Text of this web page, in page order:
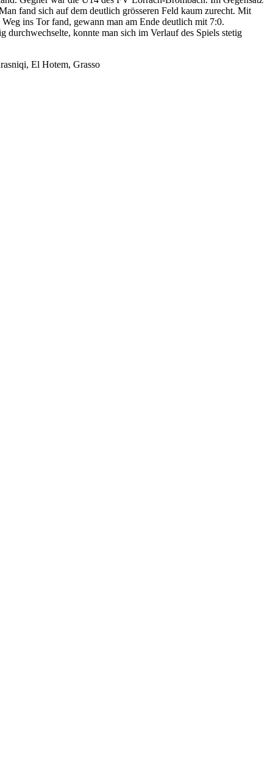
fand sich auf dem deutlich grösseren Feld kaum zurecht. Mit
ins Tor fand, gewann man am Ende deutlich mit 7:0.
konnte man sich im Verlauf des Spiels stetig
El Hotem, Grasso